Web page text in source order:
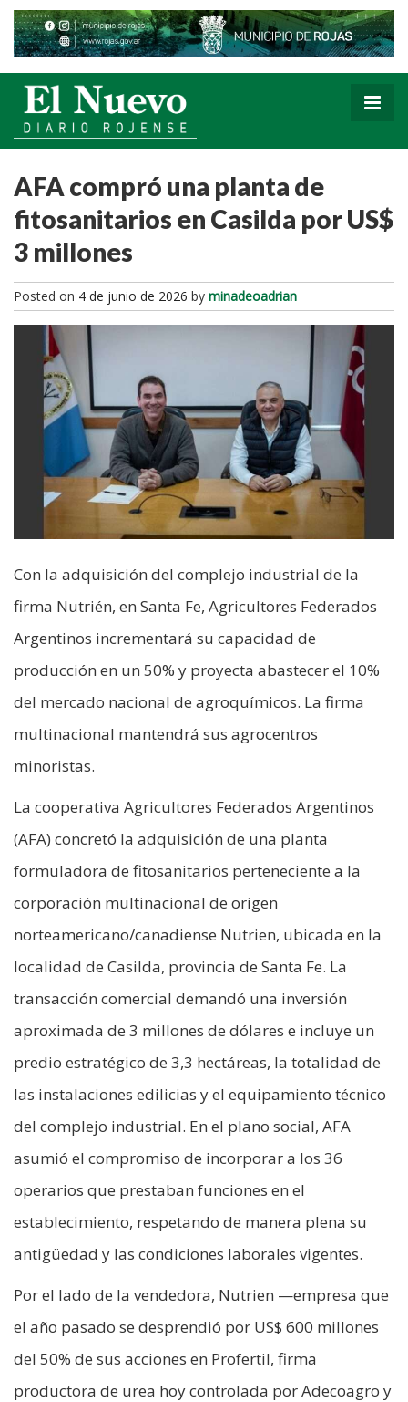
AFA compró una planta de
fitosanitarios en Casilda por US$
3 millones
Posted on 4 de junio de 2026 by minadeoadrian
Con la adquisición del complejo industrial de la
firma Nutrién, en Santa Fe, Agricultores Federados
Argentinos incrementará su capacidad de
producción en un 50% y proyecta abastecer el 10%
del mercado nacional de agroquímicos. La firma
multinacional mantendrá sus agrocentros
minoristas.
La cooperativa Agricultores Federados Argentinos
(AFA) concretó la adquisición de una planta
formuladora de fitosanitarios perteneciente a la
corporación multinacional de origen
norteamericano/canadiense Nutrien, ubicada en la
localidad de Casilda, provincia de Santa Fe. La
transacción comercial demandó una inversión
aproximada de 3 millones de dólares e incluye un
predio estratégico de 3,3 hectáreas, la totalidad de
las instalaciones edilicias y el equipamiento técnico
del complejo industrial. En el plano social, AFA
asumió el compromiso de incorporar a los 36
operarios que prestaban funciones en el
establecimiento, respetando de manera plena su
antigüedad y las condiciones laborales vigentes.
Por el lado de la vendedora, Nutrien —empresa que
el año pasado se desprendió por US$ 600 millones
del 50% de sus acciones en Profertil, firma
productora de urea hoy controlada por Adecoagro y